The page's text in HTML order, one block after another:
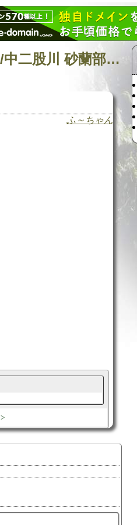
日記の検索 [タグ:山行記録 渡島半島 野田生川/中二股川 砂蘭部岳東面沢] 01～01(01件中)
ふ～ちゃん